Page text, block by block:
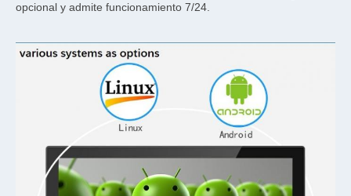
opcional y admite funcionamiento 7/24.